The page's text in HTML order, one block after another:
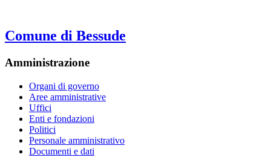
Comune di Bessude
Amministrazione
Organi di governo
Aree amministrative
Uffici
Enti e fondazioni
Politici
Personale amministrativo
Documenti e dati